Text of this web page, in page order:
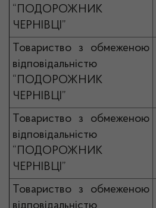
“ПОДОРОЖНИК
ЧЕРНІВЦІ”
Товариство з обмеженою
відповідальністю
“ПОДОРОЖНИК
ЧЕРНІВЦІ”
Товариство з обмеженою
відповідальністю
“ПОДОРОЖНИК
ЧЕРНІВЦІ”
Товариство з обмеженою
відповідальністю